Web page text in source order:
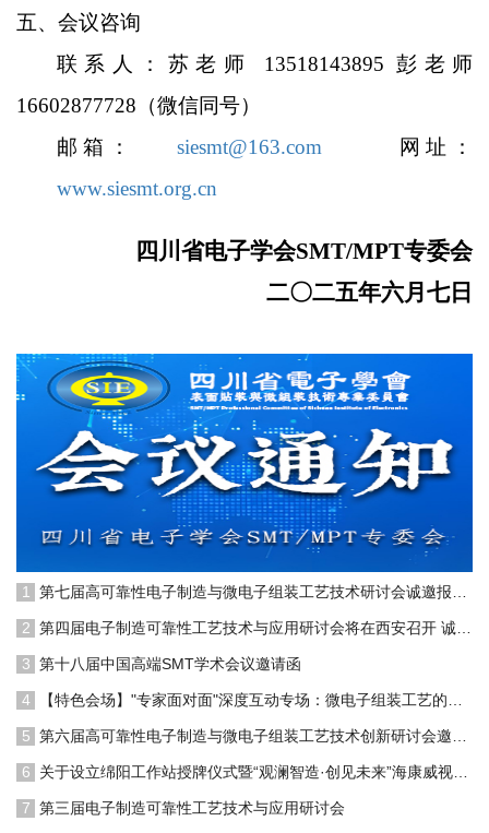
五、会议咨询
联系人：苏老师 13518143895 彭老师
16602877728（微信同号）
邮箱：
siesmt@163.com
网址：
www.siesmt.org.cn
四川省电子学会SMT/MPT专委会
二〇二五年六月七日
1 第七届高可靠性电子制造与微电子组装工艺技术研讨会诚邀报名！
2 第四届电子制造可靠性工艺技术与应用研讨会将在西安召开 诚邀业界同仁报名参会！
3 第十八届中国高端SMT学术会议邀请函
4 【特色会场】"专家面对面"深度互动专场：微电子组装工艺的实战突破
5 第六届高可靠性电子制造与微电子组装工艺技术创新研讨会邀请函
6 关于设立绵阳工作站授牌仪式暨“观澜智造·创见未来”海康威视电子工艺智能升级战略专题工艺沙龙的通知
7 第三届电子制造可靠性工艺技术与应用研讨会